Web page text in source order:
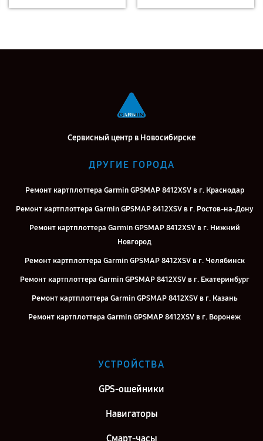
Сервисный центр в Новосибирске
ДРУГИЕ ГОРОДА
Ремонт картплоттера Garmin GPSMAP 8412XSV в г. Краснодар
Ремонт картплоттера Garmin GPSMAP 8412XSV в г. Ростов-на-Дону
Ремонт картплоттера Garmin GPSMAP 8412XSV в г. Нижний
Новгород
Ремонт картплоттера Garmin GPSMAP 8412XSV в г. Челябинск
Ремонт картплоттера Garmin GPSMAP 8412XSV в г. Екатеринбург
Ремонт картплоттера Garmin GPSMAP 8412XSV в г. Казань
Ремонт картплоттера Garmin GPSMAP 8412XSV в г. Воронеж
Ремонт картплоттера Garmin GPSMAP 8412XSV в г. Москва
Ремонт картплоттера Garmin GPSMAP 8412XSV в г. Санкт-
УСТРОЙСТВА
GPS-ошейники
Навигаторы
Смарт-часы